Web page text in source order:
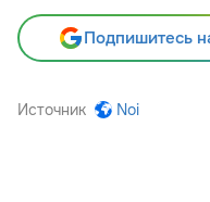
Подпишитесь
Источник Noi